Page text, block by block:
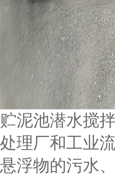
贮泥池潜水搅
处理厂和工业
悬浮物的污水